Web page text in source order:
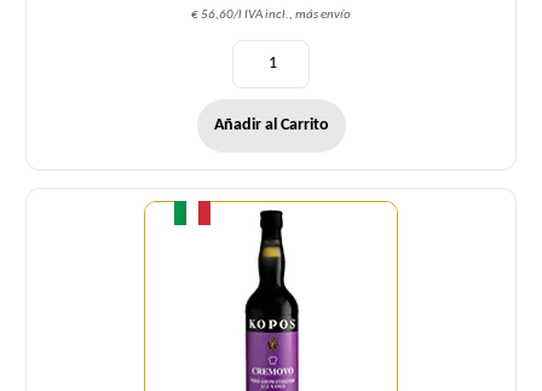
€ 56,60/l IVA incl., más envío
Añadir al Carrito
Cantidad